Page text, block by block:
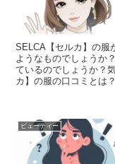
SELCA【セルカ】の服
ようなものでしょうか
ているのでしょうか？
カ】の服の口コミとは
ビューティー